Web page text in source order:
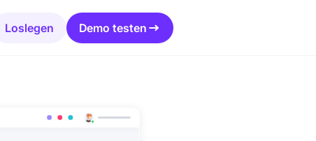
Loslegen Demo testen